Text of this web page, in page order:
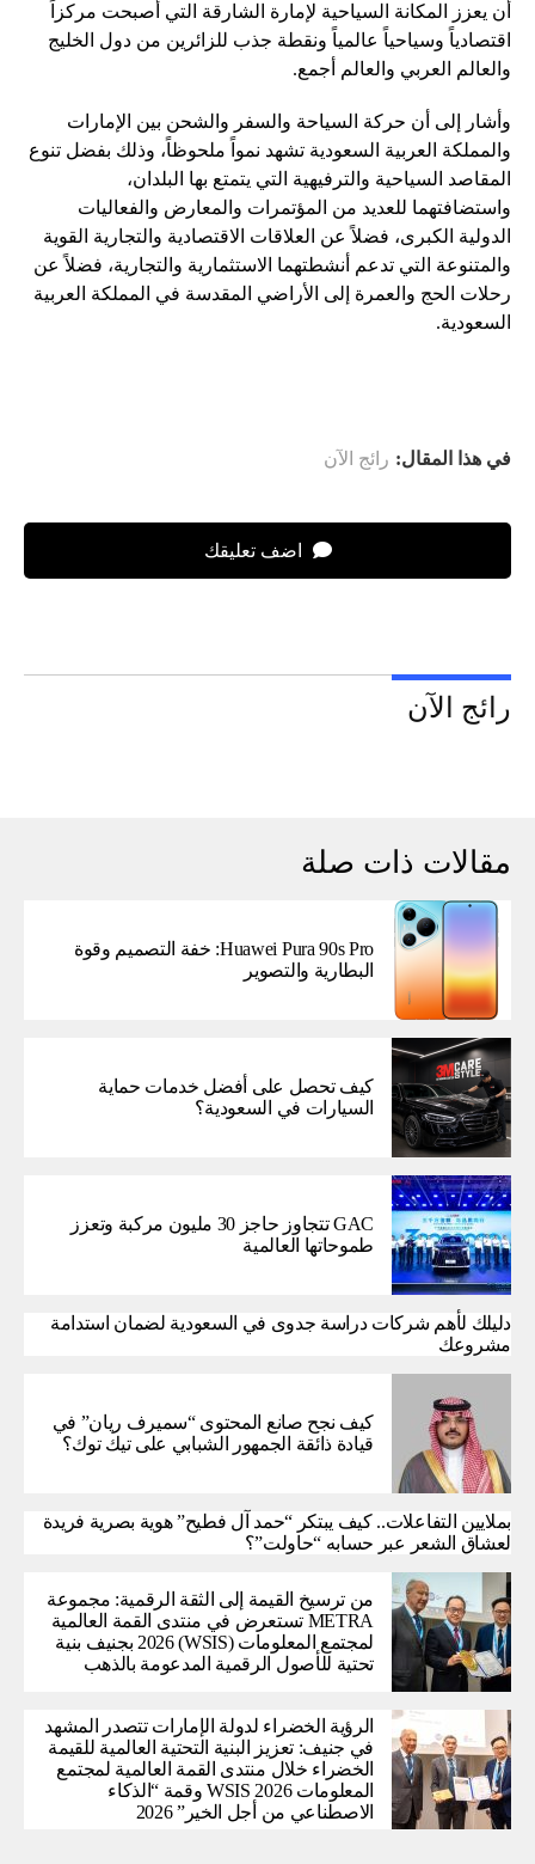
أن يعزز المكانة السياحية لإمارة الشارقة التي أصبحت مركزاً
اقتصادياً وسياحياً عالمياً ونقطة جذب للزائرين من دول الخليج
والعالم العربي والعالم أجمع.
وأشار إلى أن حركة السياحة والسفر والشحن بين الإمارات
والمملكة العربية السعودية تشهد نمواً ملحوظاً، وذلك بفضل تنوع
المقاصد السياحية والترفيهية التي يتمتع بها البلدان،
واستضافتهما للعديد من المؤتمرات والمعارض والفعاليات
الدولية الكبرى، فضلاً عن العلاقات الاقتصادية والتجارية القوية
والمتنوعة التي تدعم أنشطتهما الاستثمارية والتجارية، فضلاً عن
رحلات الحج والعمرة إلى الأراضي المقدسة في المملكة العربية
السعودية.
في هذا المقال: رائج الآن
اضف تعليقك
رائج الآن
مقالات ذات صلة
Huawei Pura 90s Pro: خفة التصميم وقوة
البطارية والتصوير
كيف تحصل على أفضل خدمات حماية
السيارات في السعودية؟
GAC تتجاوز حاجز 30 مليون مركبة وتعزز
طموحاتها العالمية
دليلك لأهم شركات دراسة جدوى في السعودية لضمان استدامة
مشروعك
كيف نجح صانع المحتوى “سميرف ريان” في
قيادة ذائقة الجمهور الشبابي على تيك توك؟
بملايين التفاعلات.. كيف يبتكر “حمد آل فطيح” هوية بصرية فريدة
لعشاق الشعر عبر حسابه “حاولت”؟
من ترسيخ القيمة إلى الثقة الرقمية: مجموعة
METRA تستعرض في منتدى القمة العالمية
لمجتمع المعلومات (WSIS) 2026 بجنيف بنية
تحتية للأصول الرقمية المدعومة بالذهب
الرؤية الخضراء لدولة الإمارات تتصدر المشهد
في جنيف: تعزيز البنية التحتية العالمية للقيمة
الخضراء خلال منتدى القمة العالمية لمجتمع
المعلومات WSIS 2026 وقمة “الذكاء
الاصطناعي من أجل الخير” 2026